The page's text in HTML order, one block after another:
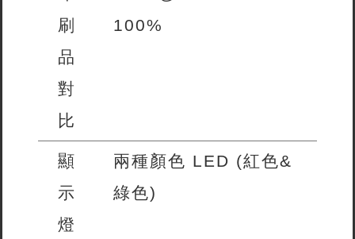
刷
品
對
比
100%
顯
示
燈
兩種顏色 LED (紅色&
綠色)